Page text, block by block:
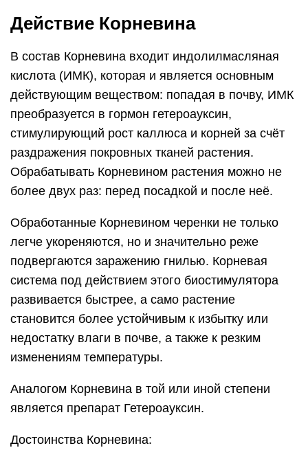
Действие Корневина
В состав Корневина входит индолилмасляная
кислота (ИМК), которая и является основным
действующим веществом: попадая в почву, ИМК
преобразуется в гормон гетероауксин,
стимулирующий рост каллюса и корней за счёт
раздражения покровных тканей растения.
Обрабатывать Корневином растения можно не
более двух раз: перед посадкой и после неё.
Обработанные Корневином черенки не только
легче укореняются, но и значительно реже
подвергаются заражению гнилью. Корневая
система под действием этого биостимулятора
развивается быстрее, а само растение
становится более устойчивым к избытку или
недостатку влаги в почве, а также к резким
изменениям температуры.
Аналогом Корневина в той или иной степени
является препарат Гетероауксин.
Достоинства Корневина: